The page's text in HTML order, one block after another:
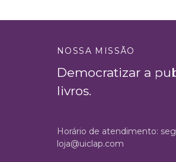
NOSSA MISSÃO
Democratizar a
livros.
Horário de atendimento:
loja@uiclap.com